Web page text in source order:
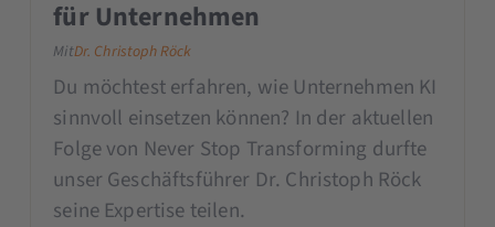
für Unternehmen
MitDr. Christoph Röck
Du möchtest erfahren, wie Unternehmen KI
sinnvoll einsetzen können? In der aktuellen
Folge von Never Stop Transforming durfte
unser Geschäftsführer Dr. Christoph Röck
seine Expertise teilen.